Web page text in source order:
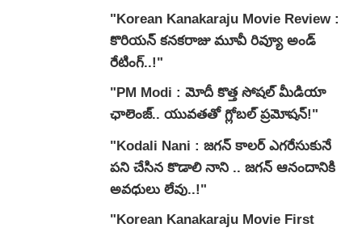
"Korean Kanakaraju Movie Review :
కొరియన్ కనకరాజు మూవీ రివ్యూ అండ్
రేటింగ్‌..!"
"PM Modi : మోదీ కొత్త సోషల్ మీడియా
ఛాలెంజ్.. యువతతో గ్లోబల్ ప్రమోషన్!"
"Kodali Nani : జగన్ కాలర్ ఎగరేసుకునే
పని చేసిన కొడాలి నాని .. జగన్ ఆనందానికి
అవధులు లేవు..!"
"Korean Kanakaraju Movie First